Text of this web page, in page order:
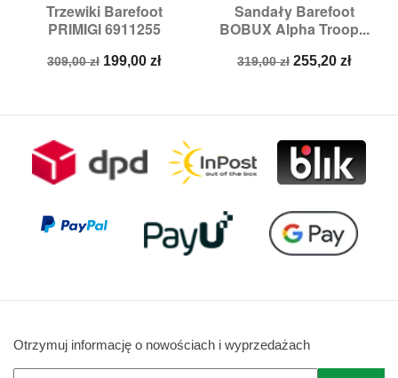
Trzewiki Barefoot
PRIMIGI 6911255
Cena
309,00 zł Cena
199,00 zł
Sandały Barefoot
BOBUX Alpha Troop...
Cena
319,00 zł Cena
255,20 zł
Otrzymuj informację o nowościach i wyprzedażach